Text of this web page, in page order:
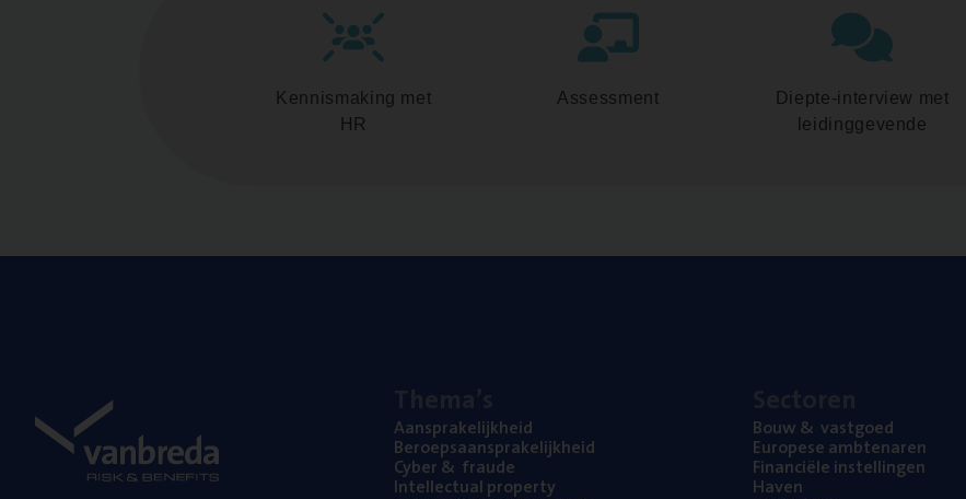
Kennismaking met
HR
Assessment
Diepte-interview met
leidinggevende
Aan­spra­ke­lijk­heid
Beroeps­aan­spra­ke­lijk­heid
Cyber& fraude
Intel­lec­tu­al property
Bouw& vastgoed
Euro­pe­se ambtenaren
Finan­ci­ë­le instellingen
Haven